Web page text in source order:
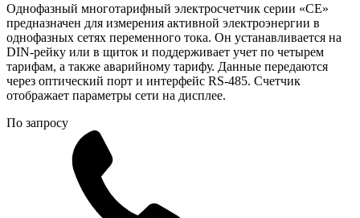
Однофазный многотарифный электросчетчик серии «СЕ»
предназначен для измерения активной электроэнергии в
однофазных сетях переменного тока. Он устанавливается на
DIN-рейку или в щиток и поддерживает учет по четырем
тарифам, а также аварийному тарифу. Данные передаются
через оптический порт и интерфейс RS-485. Счетчик
отображает параметры сети на дисплее.
По запросу